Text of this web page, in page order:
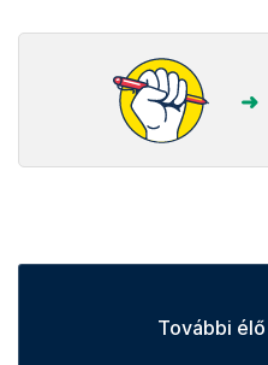
További